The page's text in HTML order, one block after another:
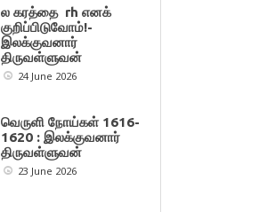
ல கரத்தை rh எனக்
குறிப்பிடுவோம்!-
இலக்குவனார்
திருவள்ளுவன்
24 June 2026
வெருளி நோய்கள் 1616-
1620 : இலக்குவனார்
திருவள்ளுவன்
23 June 2026